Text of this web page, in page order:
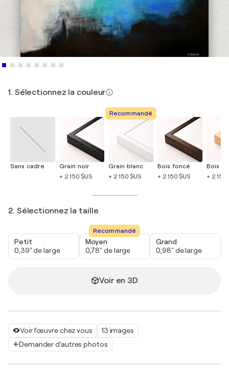
Voir l'œuvre chez vous
13 images
Demander d'autres photos
1. Sélectionnez la couleur
Sans cadre
Grain noir
+ 2 150 $US
Recommandé
Grain blanc
+ 2 150 $US
Bois foncé
+ 2 150 $US
Bois
+ 2 150
2. Sélectionnez la taille
Petit
0,39" de large
Recommandé
Moyen
0,78" de large
Grand
0,98" de large
Voir en 3D